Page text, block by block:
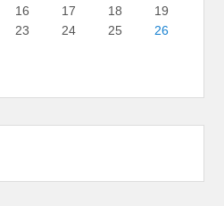
16 17 18
19
23 24 25
26